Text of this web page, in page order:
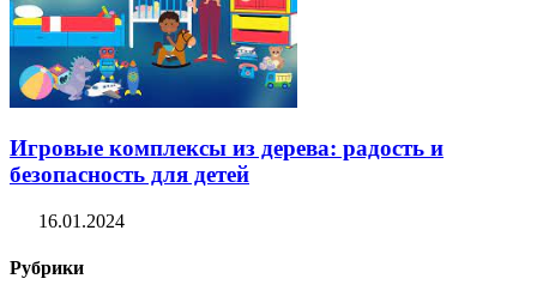
Игровые комплексы из дерева: радость и
безопасность для детей
16.01.2024
Рубрики